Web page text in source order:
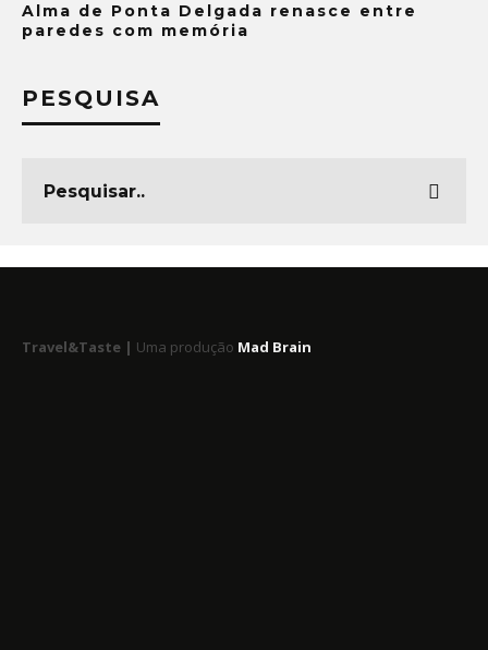
Alma de Ponta Delgada renasce entre
paredes com memória
PESQUISA
Travel&Taste | Uma produção Mad Brain